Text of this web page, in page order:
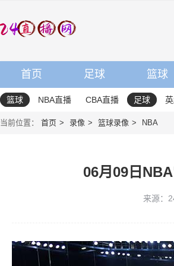
首页 足球 篮球
篮球 NBA直播 CBA直播 足球
当前位置： 首页 录像 篮球录像 NBA
06月09日
来源：